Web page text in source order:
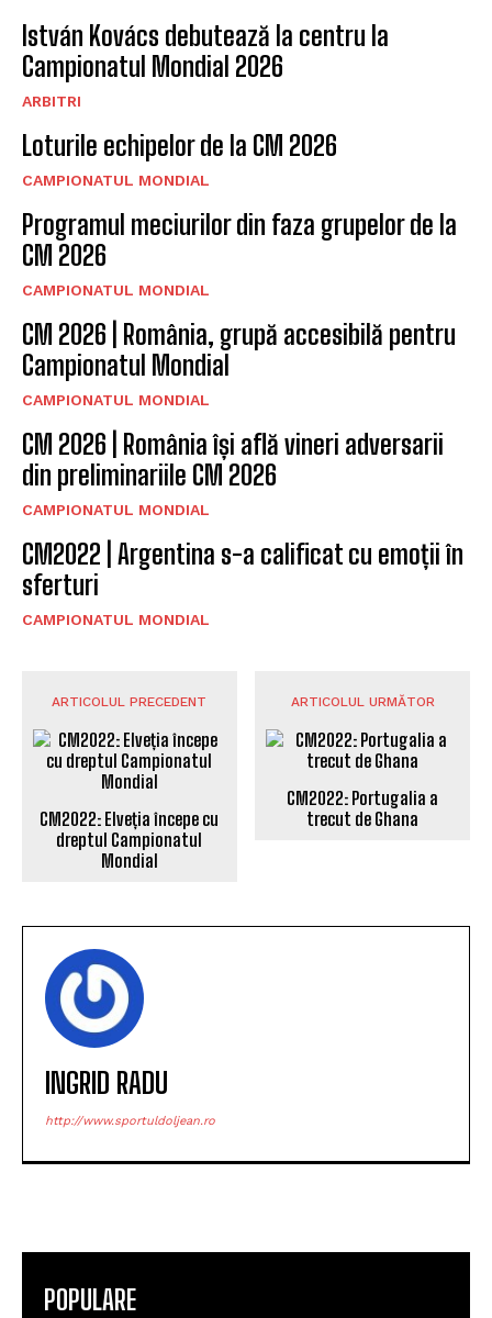
István Kovács debutează la centru la
Campionatul Mondial 2026
ARBITRI
Loturile echipelor de la CM 2026
CAMPIONATUL MONDIAL
Programul meciurilor din faza grupelor de la
CM 2026
CAMPIONATUL MONDIAL
CM 2026 | România, grupă accesibilă pentru
Campionatul Mondial
CAMPIONATUL MONDIAL
CM 2026 | România își află vineri adversarii
din preliminariile CM 2026
CAMPIONATUL MONDIAL
CM2022 | Argentina s-a calificat cu emoții în
sferturi
CAMPIONATUL MONDIAL
ARTICOLUL PRECEDENT
CM2022: Elveția începe cu
dreptul Campionatul
Mondial
ARTICOLUL URMĂTOR
CM2022: Portugalia a
trecut de Ghana
INGRID RADU
http://www.sportuldoljean.ro
POPULARE